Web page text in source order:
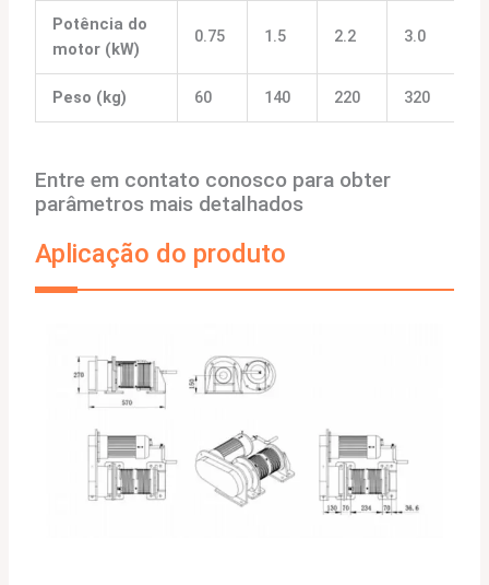
Potência do
motor (kW)
0.75 1.5 2.2 3.0
Peso (kg) 60 140 220 320
Entre em contato conosco para obter
parâmetros mais detalhados
Aplicação do produto